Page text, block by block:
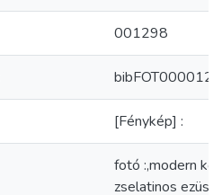
001298
[Fénykép] :
fotó :,modern
zselatinos ezüst,